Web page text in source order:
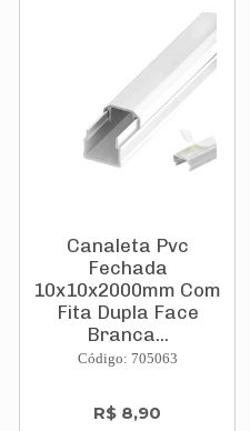
Canaleta Pvc
Fechada
10x10x2000mm Com
Fita Dupla Face
Branca...
Código: 705063
R$ 8,90